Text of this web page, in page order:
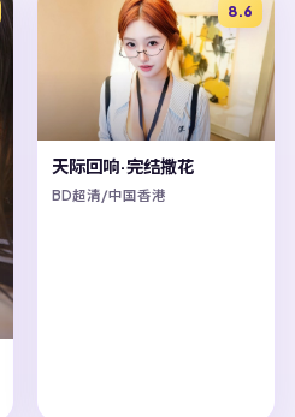
8.6
天际回响·完结撒花
BD超清/中国香港